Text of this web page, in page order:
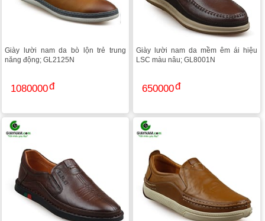
Giày lười nam da bò lộn trẻ trung
năng động; GL2125N
1080000
Giày lười nam da mềm êm ái hiệu
LSC màu nâu; GL8001N
650000